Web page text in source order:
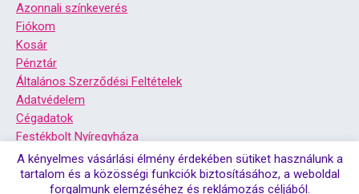
Azonnali színkeverés
Fiókom
Kosár
Pénztár
Általános Szerződési Feltételek
Adatvédelem
Cégadatok
Festékbolt Nyíregyháza
Festékbolt Debrecen
A kényelmes vásárlási élmény érdekében sütiket használunk a
tartalom és a közösségi funkciók biztosításához, a weboldal
forgalmunk elemzéséhez és reklámozás céljából.